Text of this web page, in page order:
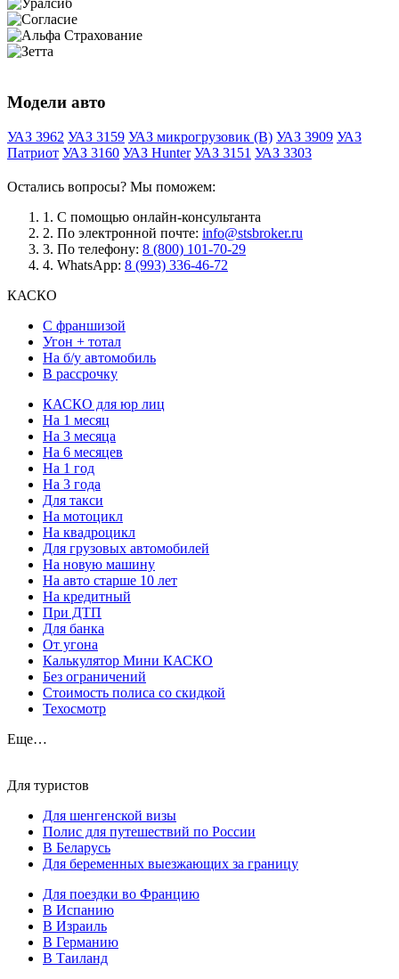
Модели авто
УАЗ 3962 УАЗ 3159 УАЗ микрогрузовик (B) УАЗ 3909 УАЗ
Патриот УАЗ 3160 УАЗ Hunter УАЗ 3151 УАЗ 3303
Остались вопросы? Мы поможем:
1. С помощью онлайн-консультанта
2. По электронной почте: info@stsbroker.ru
3. По телефону: 8 (800) 101-70-29
4. WhatsApp: 8 (993) 336-46-72
КАСКО
С франшизой
Угон + тотал
На б/у автомобиль
В рассрочку
КАСКО для юр лиц
На 1 месяц
На 3 месяца
На 6 месяцев
На 1 год
На 3 года
Для такси
На мотоцикл
На квадроцикл
Для грузовых автомобилей
На новую машину
На авто старше 10 лет
На кредитный
При ДТП
Для банка
От угона
Калькулятор Мини КАСКО
Без ограничений
Стоимость полиса со скидкой
Техосмотр
Еще…
Для туристов
Для шенгенской визы
Полис для путешествий по России
В Беларусь
Для беременных выезжающих за границу
Для поездки во Францию
В Испанию
В Израиль
В Германию
В Таиланд